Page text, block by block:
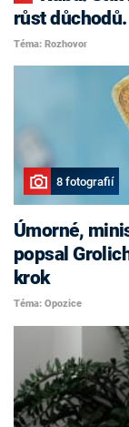
růst
Téma: Rozhovor
8 fotografií
Úmorné,
popsal
krok
Téma: Opozice